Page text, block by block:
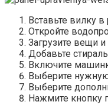
Вставьте вилку в
Откройте
Загрузите вещи
Добавьте
Включите
Выберите
Выберите
Нажмите кнопку